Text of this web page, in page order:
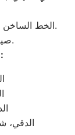
الخط الساخن لصيانة غسالات ملابس كريازي 01210999852.
صيانة غسالات كريازي 01096922100.
مواقع الخدمة – الدقي، الجيزة:
الدقي،